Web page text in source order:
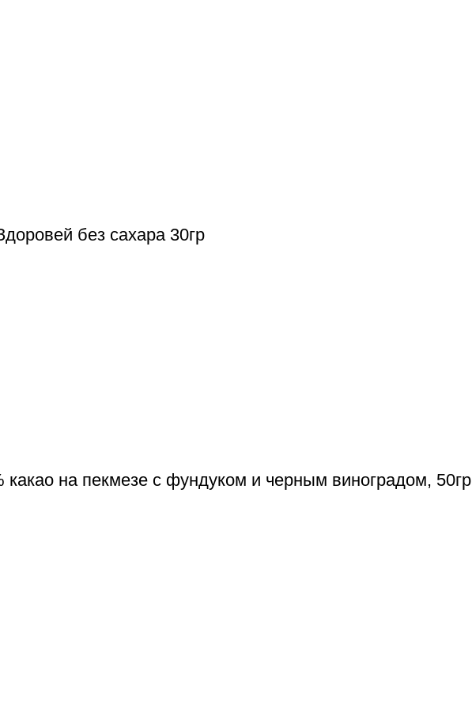
без сахара 30гр
на пекмезе с фундуком и черным виноградом, 50гр